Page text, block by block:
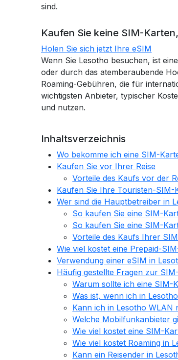
sind.
Kaufen Sie keine SIM-
Holen Sie sich jetzt Ihre eSIM
Wenn Sie Lesotho besuchen, ist
oder durch das atemberaubende
Roaming-Gebühren, die für
wichtigsten Anbieter, typischer
und nutzen.
Inhaltsverzeichnis
Wo bekomme ich eine SIM-
Kaufen Sie vor Ihrer Reise
Vorteile des Kaufs vor der
Kaufen Sie Ihre Touristen-SIM-
Wer sind die Hauptbetreiber in
So kaufen Sie eine SIM-
So kaufen Sie eine SIM-
Vorteile des Kaufs Ihrer
Wie viel kostet eine Prepaid-
Verwendung einer eSIM in
Häufig gestellte Fragen zur
Warum sollte ich eine SIM-
Was ist, wenn ich in
Kann ich in Lesotho WLAN
Welche Mobilfunkanbieter
Wie viel kostet eine SIM-
Wie viel kostet Roaming in
Kann ein Reisender in